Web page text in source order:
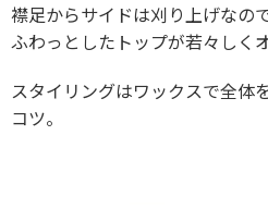
襟足からサイドは刈り上げなの
ふわっとしたトップが若々しく
スタイリングはワックスで全体
コツ。